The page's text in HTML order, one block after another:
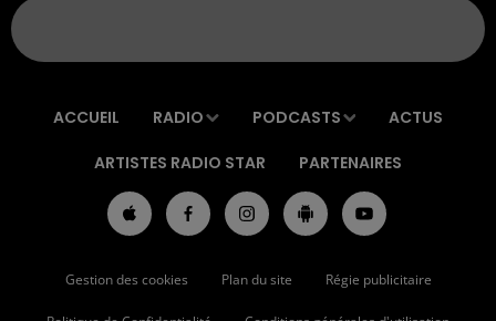
ACCUEIL RADIO PODCASTS ACTUS
ARTISTES RADIO STAR PARTENAIRES
Gestion des cookies Plan du site Régie publicitaire